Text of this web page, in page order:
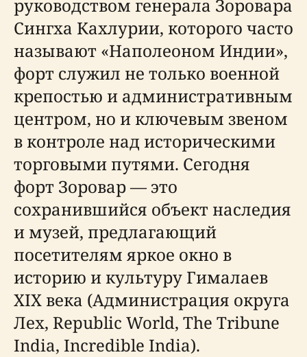
руководством генерала Зоровара
Сингха Кахлурии, которого часто
называют «Наполеоном Индии»,
форт служил не только военной
крепостью и административным
центром, но и ключевым звеном
в контроле над историческими
торговыми путями. Сегодня
форт Зоровар — это
сохранившийся объект наследия
и музей, предлагающий
посетителям яркое окно в
историю и культуру Гималаев
XIX века (Администрация округа
Лех, Republic World, The Tribune
India, Incredible India).